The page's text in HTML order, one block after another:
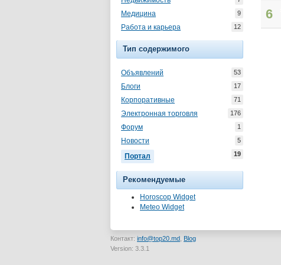
Медицина 9
Работа и карьера 12
Тип содержимого
Объявлений 53
Блоги 17
Корпоративные 71
Электронная торговля 176
Форум 1
Новости 5
Портал 19
Рекомендуемые
Horoscop Widget
Meteo Widget
6
Контакт: info@top20.md Blog
Version: 3.3.1